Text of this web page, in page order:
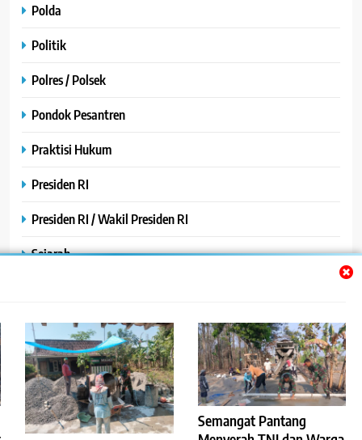
Semangat Pantang
Polda
Politik
Polres / Polsek
Pondok Pesantren
Praktisi Hukum
Presiden RI
Presiden RI / Wakil Presiden RI
Sejarah
SPPG /MBG
TNI AU
TNI POLRI
Uncategorized